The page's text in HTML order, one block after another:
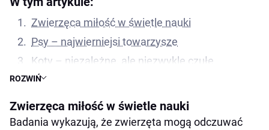
ROZWIŃ
Zwierzęca miłość w świetle nauki
Psy – najwierniejsi towarzysze
Koty – niezależne, ale niezwykle czułe
remedium na stres
Czy zwierzęta rozumieją miłość?
Zwierzęca miłość w świetle nauki
Badania wykazują, że zwierzęta mogą odczuwać